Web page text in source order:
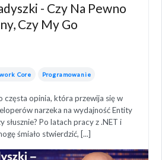
- Czy Na Pewno
Czy My Go
Core Programowanie
częsta opinia, która przewija się w
narzeka na wydajność Entity
słusznie? Po latach pracy z .NET i
śmiało stwierdzić, [...]